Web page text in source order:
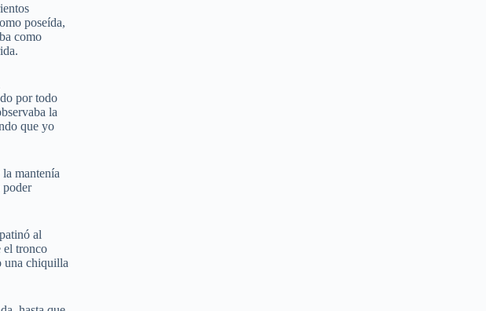
poseída,
como
por todo
la
que yo
mantenía
poder
al
el tronco
una chiquilla